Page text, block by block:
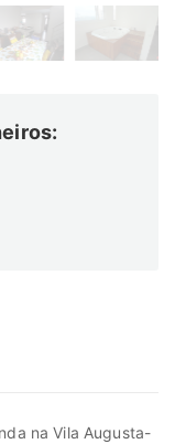
na Vila Augusta-